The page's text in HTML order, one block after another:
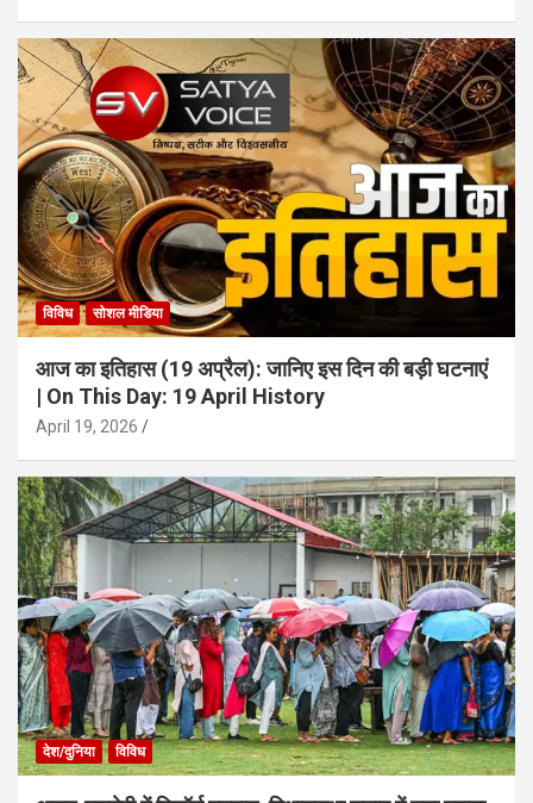
विविध सोशल मीडिया
आज का इतिहास (19 अप्रैल): जानिए इस दिन की बड़ी घटनाएं
| On This Day: 19 April History
April 19, 2026
देश/दुनिया विविध